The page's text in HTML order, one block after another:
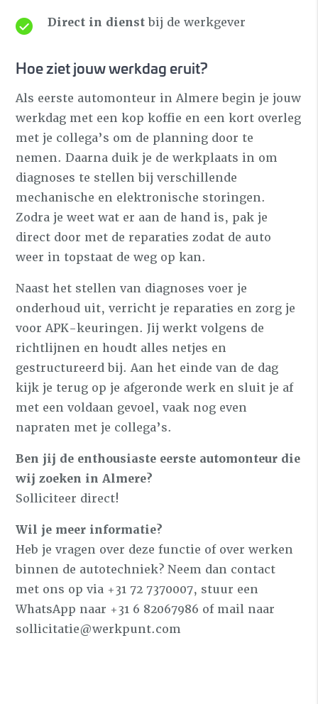
Direct in dienstbij de werkgever
Hoe ziet jouw werkdag eruit?
Als eerste automonteur in Almere begin je jouw
werkdag met een kop koffie en een kort overleg
met je collega’s om de planning door te
nemen. Daarna duik je de werkplaats in om
diagnoses te stellen bij verschillende
mechanische en elektronische storingen.
Zodra je weet wat er aan de hand is, pak je
direct door met de reparaties zodat de auto
weer in topstaat de weg op kan.
Naast het stellen van diagnoses voer je
onderhoud uit, verricht je reparaties en zorg je
voor APK-keuringen. Jij werkt volgens de
richtlijnen en houdt alles netjes en
gestructureerd bij. Aan het einde van de dag
kijk je terug op je afgeronde werk en sluit je af
met een voldaan gevoel, vaak nog even
napraten met je collega’s.
Ben jij de enthousiaste eerste automonteur die
wij zoeken in Almere?
Solliciteer direct!
Wil je meer informatie?
Heb je vragen over deze functie of over werken
binnen de autotechniek? Neem dan contact
met ons op via +31 72 7370007, stuur een
WhatsApp naar +31 6 82067986 of mail naar
sollicitatie@werkpunt.com